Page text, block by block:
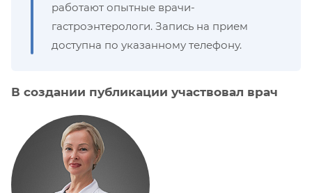
работают опытные врачи-
гастроэнтерологи. Запись на прием
доступна по указанному телефону.
В создании публикации участвовал врач